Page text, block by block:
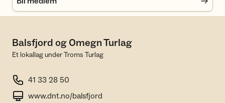
Balsfjord og Omegn Turlag
Et lokallag under Troms Turlag
41 33 28 50
www.dnt.no/balsfjord